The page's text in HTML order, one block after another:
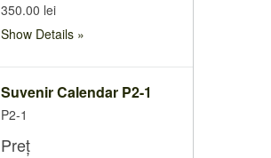
350.00 lei
Show Details
Suvenir Calendar P2-1
P2-1
Preț